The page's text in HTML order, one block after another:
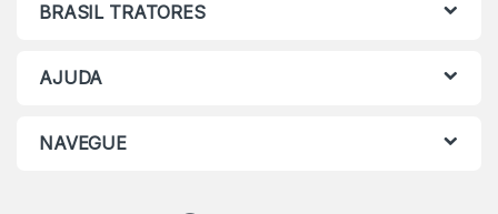
BRASIL TRATORES
AJUDA
NAVEGUE